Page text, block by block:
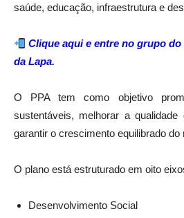
saúde, educação, infraestrutura e
Clique aqui e entre no grupo
da Lapa.
O PPA tem como objetivo
sustentáveis, melhorar a
garantir o crescimento equilibrado do
O plano está estruturado em oito
Desenvolvimento Social